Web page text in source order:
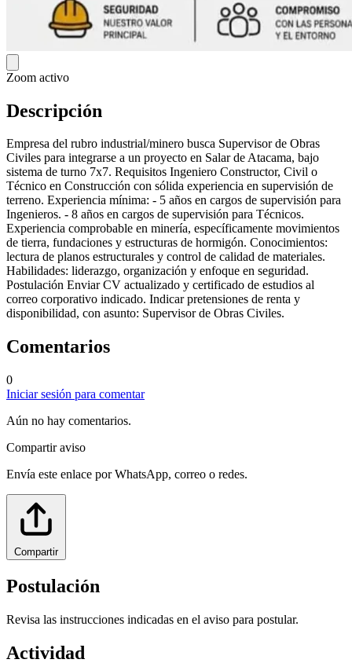
Zoom activo
Descripción
Empresa del rubro industrial/minero busca Supervisor de Obras
Civiles para integrarse a un proyecto en Salar de Atacama, bajo
sistema de turno 7x7. Requisitos Ingeniero Constructor, Civil o
Técnico en Construcción con sólida experiencia en supervisión de
terreno. Experiencia mínima: - 5 años en cargos de supervisión para
Ingenieros. - 8 años en cargos de supervisión para Técnicos.
Experiencia comprobable en minería, específicamente movimientos
de tierra, fundaciones y estructuras de hormigón. Conocimientos:
lectura de planos estructurales y control de calidad de materiales.
Habilidades: liderazgo, organización y enfoque en seguridad.
Postulación Enviar CV actualizado y certificado de estudios al
correo corporativo indicado. Indicar pretensiones de renta y
disponibilidad, con asunto: Supervisor de Obras Civiles.
Comentarios
0
Iniciar sesión para comentar
Aún no hay comentarios.
Compartir aviso
Envía este enlace por WhatsApp, correo o redes.
Compartir
Postulación
Revisa las instrucciones indicadas en el aviso para postular.
Actividad